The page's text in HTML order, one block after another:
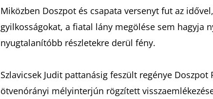
Miközben Doszpot és csapata versenyt fut az
gyilkosságokat, a fiatal lány megölése sem hagyja
nyugtalanítóbb részletekre derül fény.
Szlavicsek Judit pattanásig feszült regénye
ötvenórányi mélyinterjún rögzített